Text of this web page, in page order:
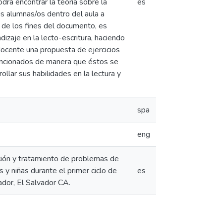
alumnas/os dentro del aula a
los fines del documento, es
en la lecto-escritura, haciendo
una propuesta de ejercicios
de manera que éstos se
sus habilidades en la lectura y
spa
eng
y tratamiento de problemas de
y niñas durante el primer ciclo de
El Salvador CA.
es